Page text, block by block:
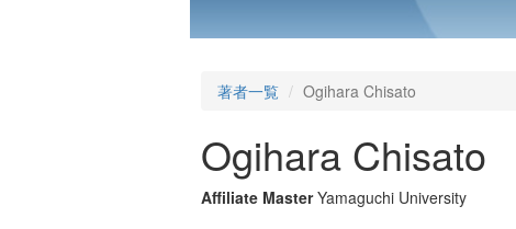
著者一覧 Ogihara Chisato
Ogihara Chisato
Affiliate Master Yamaguchi University